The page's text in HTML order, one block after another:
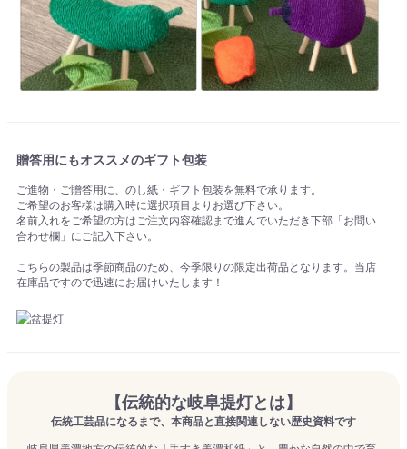
贈答用にもオススメのギフト包装
ご進物・ご贈答用に、のし紙・ギフト包装を無料で承ります。
ご希望のお客様は購入時に選択項目よりお選び下さい。
名前入れをご希望の方はご注文内容確認まで進んでいただき下部「お問い
合わせ欄」にご記入下さい。
こちらの製品は季節商品のため、今季限りの限定出荷品となります。当店
在庫品ですので迅速にお届けいたします！
【伝統的な岐阜提灯とは】
伝統工芸品になるまで、本商品と直接関連しない歴史資料です